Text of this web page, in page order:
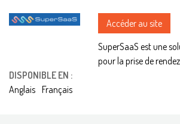
Accéder au site
SuperSaaS est une
pour la prise de
DISPONIBLE EN :
Anglais Français